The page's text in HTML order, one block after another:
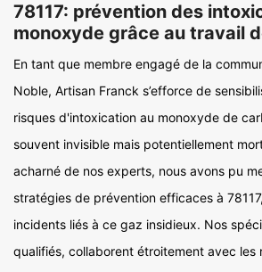
78117: prévention des
monoxyde grâce au travail
En tant que membre engagé de la
Noble, Artisan Franck s’efforce de
risques d'intoxication au monoxyde de
souvent invisible mais potentiellement
acharné de nos experts, nous avons pu
stratégies de prévention efficaces à
incidents liés à ce gaz insidieux. Nos
qualifiés, collaborent étroitement avec les